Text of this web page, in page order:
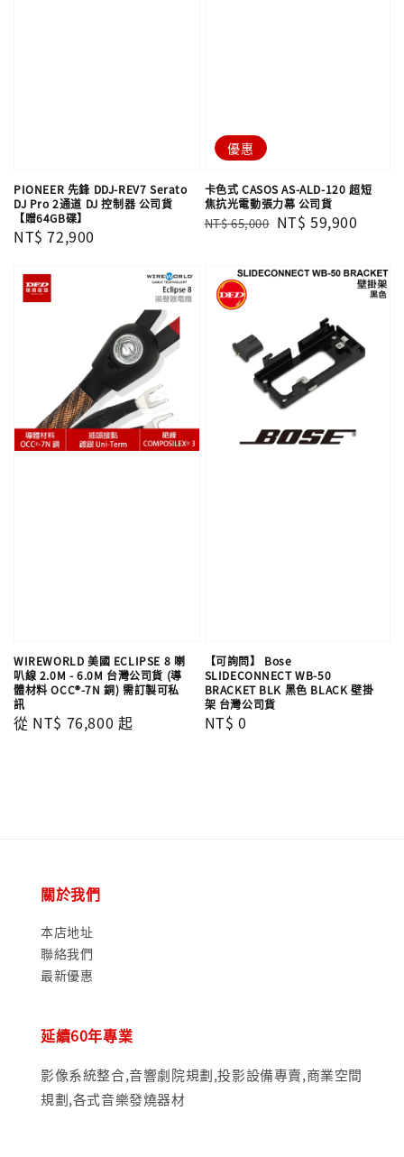
PIONEER 先鋒 DDJ-REV7 Serato
DJ Pro 2通道 DJ 控制器 公司貨
【贈64GB碟】
Regular
NT$ 72,900
優惠
卡色式 CASOS AS-ALD-120 超短
焦抗光電動張力幕 公司貨
Regular
NT$ 65,000 Sale
NT$ 59,900
WIREWORLD 美國 ECLIPSE 8 喇
叭線 2.0M - 6.0M 台灣公司貨 (導
體材料 OCC®-7N 銅) 需訂製可私
訊
Regular
從 NT$ 76,800 起
【可詢問】 Bose
SLIDECONNECT WB-50
BRACKET BLK 黑色 BLACK 壁掛
架 台灣公司貨
Regular
NT$ 0
關於我們
本店地址
聯絡我們
最新優惠
延續60年專業
影像系統整合,音響劇院規劃,投影設備專賣,商業空間
規劃,各式音樂發燒器材